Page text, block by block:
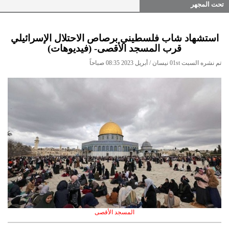
تحت المجهر
استشهاد شاب فلسطيني برصاص الاحتلال الإسرائيلي
قرب المسجد الأقصى- (فيديوهات)
تم نشره السبت 01st نيسان / أبريل 2023 08:35 صباحاً
المسجد الأقصى